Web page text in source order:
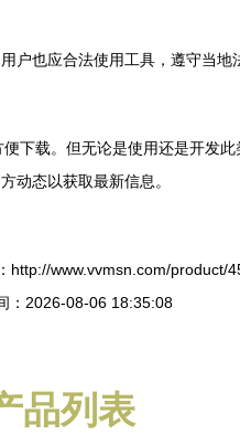
户也应合法使用工具，遵守当地
下载。但无论是使用还是开发
动态以获取最新信息。
http://www.vvmsn.com/product/
：2026-08-06 18:35:08
品列表